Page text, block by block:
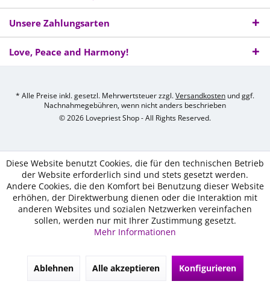
Unsere Zahlungsarten
Love, Peace and Harmony!
* Alle Preise inkl. gesetzl. Mehrwertsteuer zzgl.Versandkosten und ggf.
Nachnahmegebühren, wenn nicht anders beschrieben
© 2026 Lovepriest Shop - All Rights Reserved.
Diese Website benutzt Cookies, die für den technischen Betrieb
der Website erforderlich sind und stets gesetzt werden.
Andere Cookies, die den Komfort bei Benutzung dieser Website
erhöhen, der Direktwerbung dienen oder die Interaktion mit
anderen Websites und sozialen Netzwerken vereinfachen
sollen, werden nur mit Ihrer Zustimmung gesetzt.
Mehr Informationen
Ablehnen Alle akzeptieren Konfigurieren